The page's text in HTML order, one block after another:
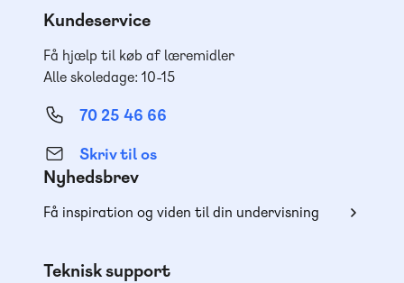
Kundeservice
Få hjælp til køb af læremidler
Alle skoledage: 10-15
70 25 46 66
Skriv til os
Nyhedsbrev
Få inspiration og viden til din undervisning
Teknisk support